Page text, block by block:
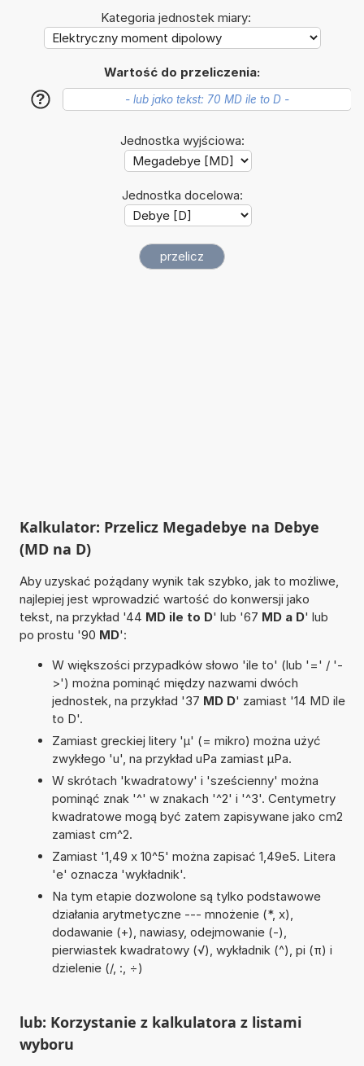
Kategoria jednostek miary:
Wartość do przeliczenia:
?
Jednostka wyjściowa:
Jednostka docelowa:
Kalkulator: Przelicz Megadebye na Debye
(MD na D)
Aby uzyskać pożądany wynik tak szybko, jak to możliwe,
najlepiej jest wprowadzić wartość do konwersji jako
tekst, na przykład '44 MD ile to D' lub '67 MD a D' lub
po prostu '90 MD':
W większości przypadków słowo 'ile to' (lub '=' / '-
>') można pominąć między nazwami dwóch
jednostek, na przykład '37 MD D' zamiast '14 MD ile
to D'.
Zamiast greckiej litery 'µ' (= mikro) można użyć
zwykłego 'u', na przykład uPa zamiast µPa.
W skrótach 'kwadratowy' i 'sześcienny' można
pominąć znak '^' w znakach '^2' i '^3'. Centymetry
kwadratowe mogą być zatem zapisywane jako cm2
zamiast cm^2.
Zamiast '1,49 x 10^5' można zapisać 1,49e5. Litera
'e' oznacza 'wykładnik'.
Na tym etapie dozwolone są tylko podstawowe
działania arytmetyczne --- mnożenie (*, x),
dodawanie (+), nawiasy, odejmowanie (-),
pierwiastek kwadratowy (√), wykładnik (^), pi (π) i
dzielenie (/, :, ÷)
lub: Korzystanie z kalkulatora z listami
wyboru